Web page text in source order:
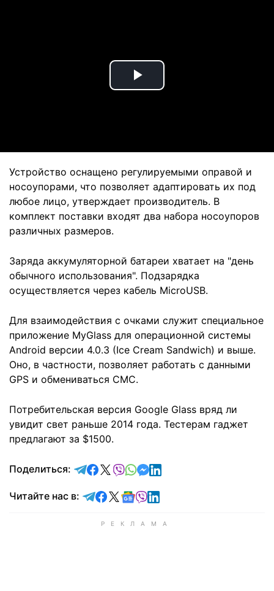
Play
Устройство оснащено регулируемыми оправой и
носоупорами, что позволяет адаптировать их под
любое лицо, утверждает производитель. В
комплект поставки входят два набора носоупоров
различных размеров.
Заряда аккумуляторной батареи хватает на "день
обычного использования". Подзарядка
осуществляется через кабель MicroUSB.
Для взаимодействия с очками служит специальное
приложение MyGlass для операционной системы
Android версии 4.0.3 (Ice Cream Sandwich) и выше.
Оно, в частности, позволяет работать с данными
GPS и обмениваться СМС.
Потребительская версия Google Glass вряд ли
увидит свет раньше 2014 года. Тестерам гаджет
предлагают за $1500.
Поделиться: отправить в Telegram
поделиться в Facebook
поделиться в X
отправить в Viber
отправить в Whatsapp
отправить в Messenger
отправить в LinkedIn
Читайте нас в: Читайте в Telegram
Читайте в Facebook
Читайте в X
Читайте в Google news
Читайте в Viber
Читайте в LinkedIn